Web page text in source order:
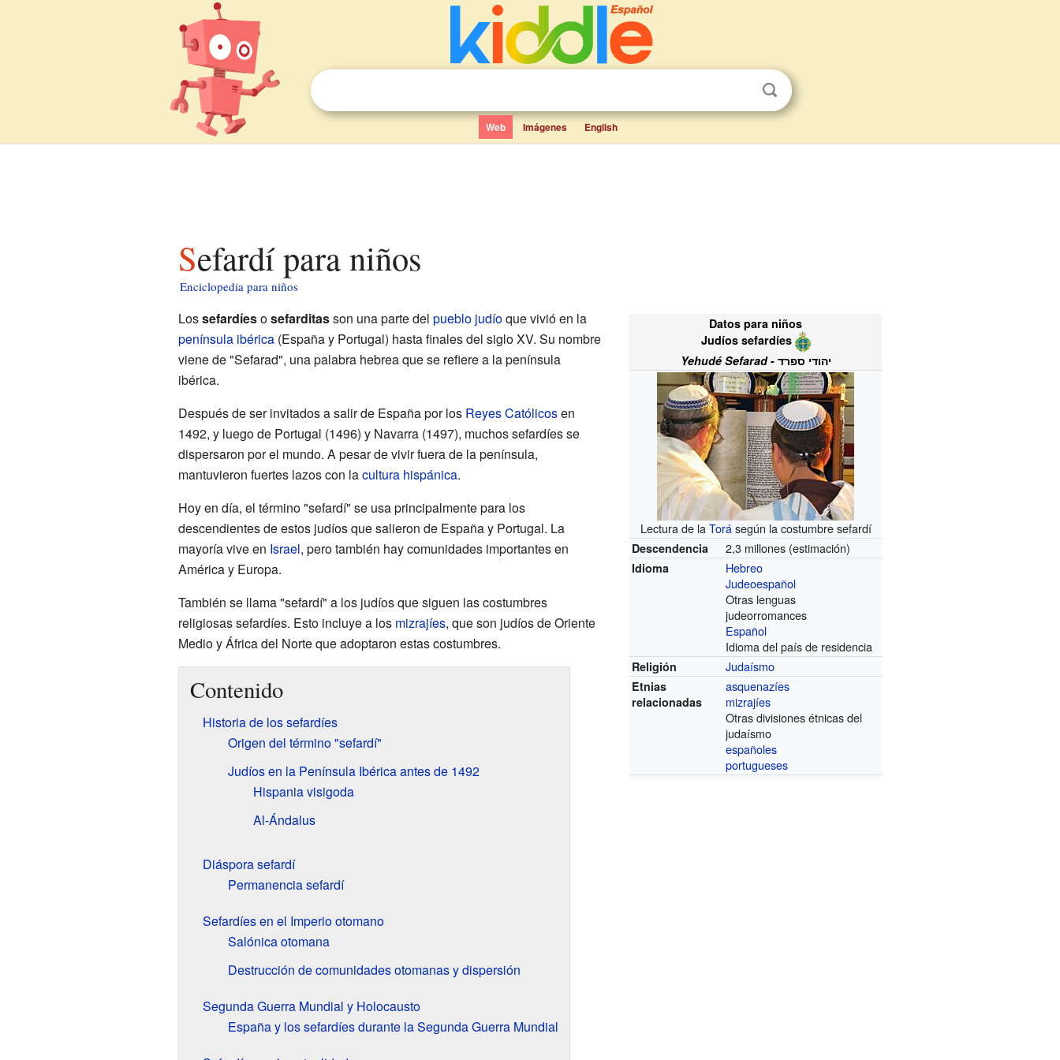
Web Imágenes English
Sefardí para niños
Enciclopedia para niños
Datos para niños
Judíos sefardíes
Yehudé Sefarad
- יהודי ספרד
Lectura de laTorásegún la costumbre sefardí
Descendencia 2,3 millones (estimación)
Idioma
Hebreo
Judeoespañol
Otras lenguas
judeorromances
Español
Idioma del país de residencia
Religión Judaísmo
Etnias
relacionadas
asquenazíes
mizrajíes
Otras divisiones étnicas del
judaísmo
españoles
portugueses
Lossefardíesosefarditasson una parte del pueblo judíoque vivió en la
península ibérica(España y Portugal) hasta finales del siglo XV. Su nombre
viene de "Sefarad", una palabra hebrea que se refiere a la península
ibérica.
Después de ser invitados a salir de España por los Reyes Católicosen
1492, y luego de Portugal (1496) y Navarra (1497), muchos sefardíes se
dispersaron por el mundo. A pesar de vivir fuera de la península,
mantuvieron fuertes lazos con lacultura hispánica.
Hoy en día, el término "sefardí" se usa principalmente para los
descendientes de estos judíos que salieron de España y Portugal. La
mayoría vive en Israel, pero también hay comunidades importantes en
América y Europa.
También se llama "sefardí" a los judíos que siguen las costumbres
religiosas sefardíes. Esto incluye a los mizrajíes, que son judíos de Oriente
Medio y África del Norte que adoptaron estas costumbres.
Contenido
Historia de los sefardíes
Origen del término "sefardí"
Judíos en la Península Ibérica antes de 1492
Hispania visigoda
Al-Ándalus
Diáspora sefardí
Permanencia sefardí
Sefardíes en el Imperio otomano
Salónica otomana
Destrucción de comunidades otomanas y dispersión
Segunda Guerra Mundial y Holocausto
España y los sefardíes durante la Segunda Guerra Mundial